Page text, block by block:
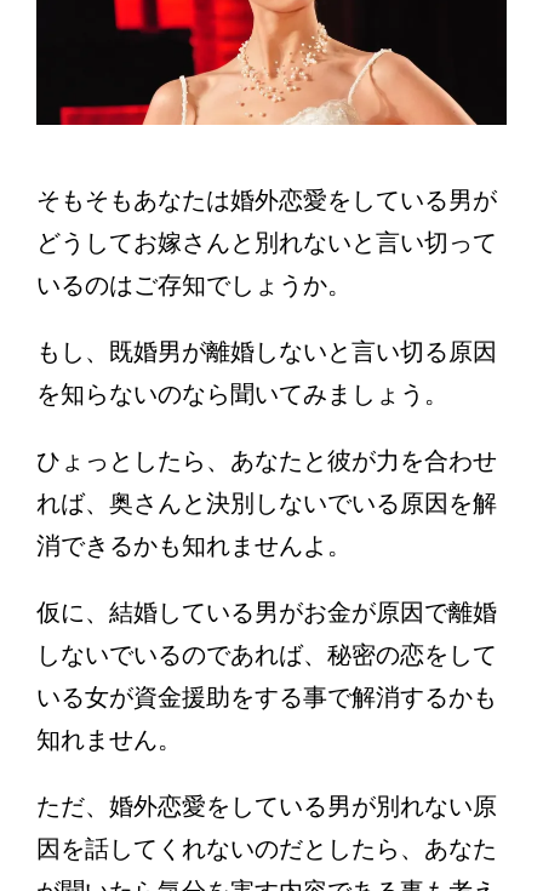
そもそもあなたは婚外恋愛をしている男が
どうしてお嫁さんと別れないと言い切って
いるのはご存知でしょうか。
もし、既婚男が離婚しないと言い切る原因
を知らないのなら聞いてみましょう。
ひょっとしたら、あなたと彼が力を合わせ
れば、奥さんと決別しないでいる原因を解
消できるかも知れませんよ。
仮に、結婚している男がお金が原因で離婚
しないでいるのであれば、秘密の恋をして
いる女が資金援助をする事で解消するかも
知れません。
ただ、婚外恋愛をしている男が別れない原
因を話してくれないのだとしたら、あなた